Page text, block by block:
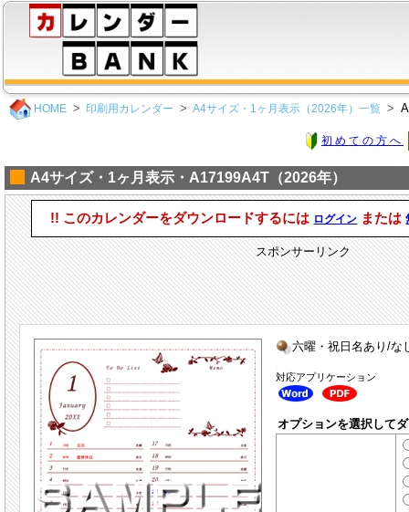
HOME 印刷用カレンダー A4サイズ・1ヶ月表示（2026年）一覧
初めての方へ
A4サイズ・1ヶ月表示・A17199A4T（2026年）
!! このカレンダーをダウンロードするには ログイン または
スポンサーリンク
六曜・祝日名あり/な
対応アプリケーション
オプションを選択して